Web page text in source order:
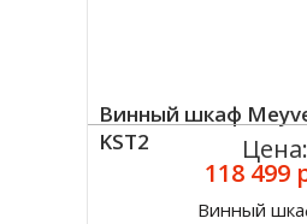
Винный шкаф
KST2
Цена:
118 499
Винный